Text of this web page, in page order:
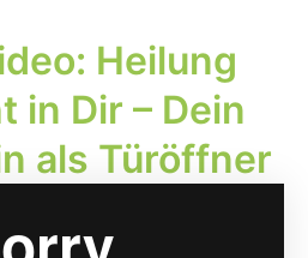
Hei­lung
in Dir – Dein
als Tür­öff­ner